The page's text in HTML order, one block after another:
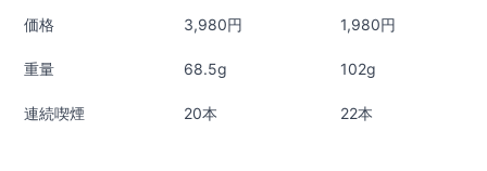
価格 3,980円 1,980円
重量 68.5g 102g
連続喫煙 20本 22本